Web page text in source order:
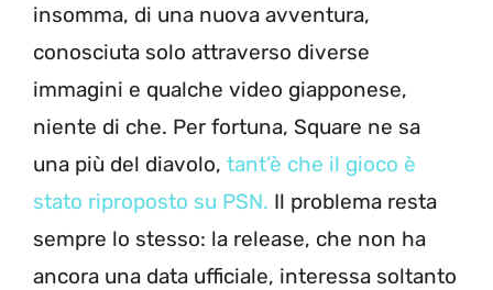
insomma, di una nuova avventura,
conosciuta solo attraverso diverse
immagini e qualche video giapponese,
niente di che. Per fortuna, Square ne sa
una più del diavolo, tant’è che il gioco è
stato riproposto su PSN. Il problema resta
sempre lo stesso: la release, che non ha
ancora una data ufficiale, interessa soltanto